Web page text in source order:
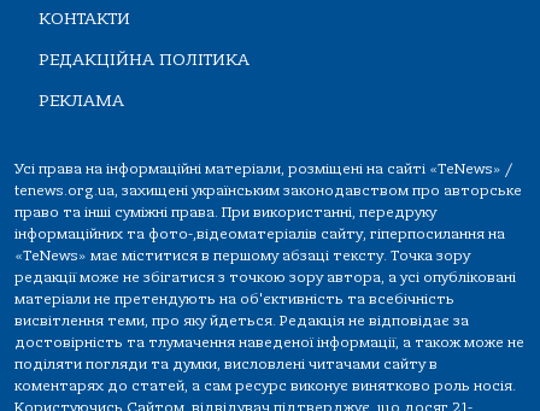
КОНТАКТИ
РЕДАКЦІЙНА ПОЛІТИКА
РЕКЛАМА
Усі права на інформаційні матеріали, розміщені на сайті «TeNews» /
tenews.org.ua, захищені українським законодавством про авторське
право та інші суміжні права. При використанні, передруку
інформаційних та фото-,відеоматеріалів сайту, гіперпосилання на
«TeNews» має міститися в першому абзаці тексту. Точка зору
редакції може не збігатися з точкою зору автора, а усі опубліковані
матеріали не претендують на об'єктивність та всебічність
висвітлення теми, про яку йдеться. Редакція не відповідає за
достовірність та тлумачення наведеної інформації, а також може не
поділяти погляди та думки, висловлені читачами сайту в
коментарях до статей, а сам ресурс виконує винятково роль носія.
Користуючись Сайтом, відвідувач підтверджує, що досяг 21-